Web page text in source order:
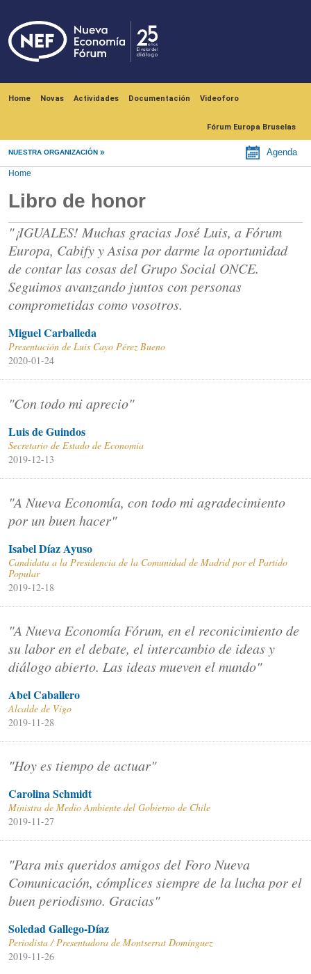
Home Novas Actividades Documentación Videoforo
Fórum Europa Bruselas
NUESTRA ORGANIZACIÓN Agenda
Home
Libro de honor
"¡IGUALES! Muchas gracias José Luis, a Fórum
Europa, Cabify y Asisa por darme la oportunidad
de contar las cosas del Grupo Social ONCE.
Seguimos avanzando juntos con personas
comprometidas como vosotros.
Miguel Carballeda
Presentación de Luis Cayo Pérez Bueno
2020-01-24
"Con todo mi aprecio"
Luis de Guindos
Secretario de Estado de Economía
2019-12-13
"A Nueva Economía, con todo mi agradecimiento
por un buen hacer"
Isabel Díaz Ayuso
Candidata a la Presidencia de la Comunidad de Madrid por el Partido
Popular
2019-12-18
"A Nueva Economía Fórum, en el reconicimiento de
su labor en el debate, el intercambio de ideas y
diálogo abierto. Las ideas mueven el mundo"
Abel Caballero
Alcalde de Vigo
2019-11-28
"Hoy es tiempo de actuar"
Carolina Schmidt
Ministra de Medio Ambiente del Gobierno de Chile
2019-11-27
"Para mis queridos amigos del Foro Nueva
Comunicación, cómplices siempre de la lucha por el
buen periodismo. Gracias"
Soledad Gallego-Díaz
Periodista / Presentadora de Montserrat Domínguez
2019-11-26